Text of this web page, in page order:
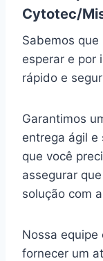
Cytotec/
Sabemos
esperar e por
rápido e
Garantimos
entrega ágil e
que você
assegurar
solução com
Nossa
fornecer um